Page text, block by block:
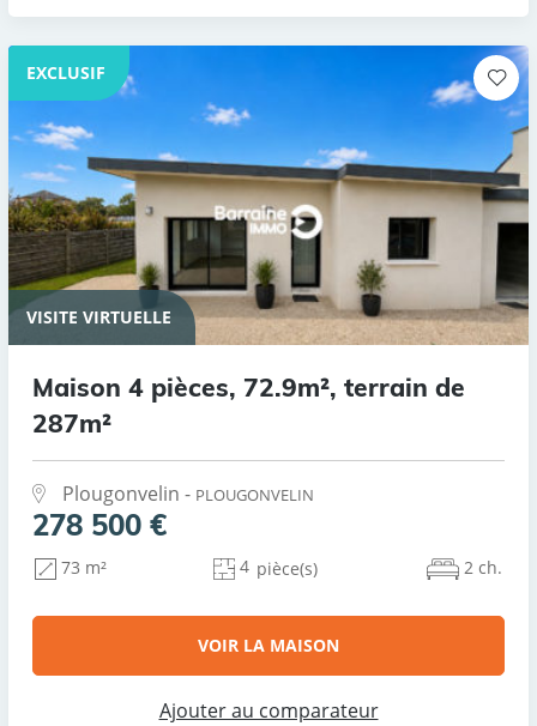
EXCLUSIF
VISITE VIRTUELLE
Maison 4 pièces, 72.9m², terrain de
287m²
Plougonvelin - PLOUGONVELIN
278 500 €
73 m² 4 pièce(s) 2 ch.
VOIR LA MAISON
Ajouter au comparateur